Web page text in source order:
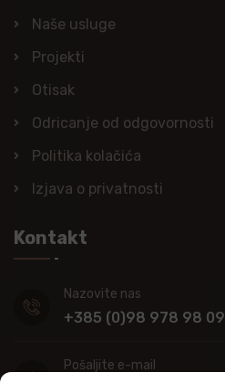
Naše usluge
Projekti
Otisak
Odricanje od odgovornosti
Politika kolačića
Izjava o privatnosti
Kontakt
Nazovite nas
+385 (0)98 978 98 09
Pošaljite e-mail